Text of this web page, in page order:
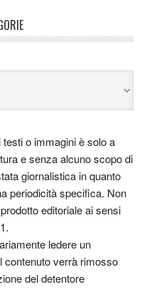
o immagini è solo a
e senza alcuno scopo di
giornalistica in quanto
periodicità specifica. Non
editoriale ai sensi
ledere un
contenuto verrà rimosso
del detentore